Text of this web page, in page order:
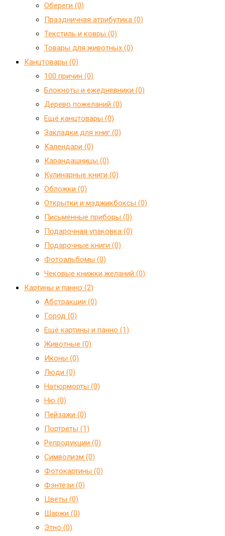
Обереги (0)
Праздничная атрибутика (0)
Текстиль и ковры (0)
Товары для животных (0)
Канцтовары (0)
100 причин (0)
Блокноты и ежедневники (0)
Дерево пожеланий (0)
Ещё канцтовары (0)
Закладки для книг (0)
Календари (0)
Карандашницы (0)
Кулинарные книги (0)
Обложки (0)
Открытки и мэджикбоксы (0)
Письменные приборы (0)
Подарочная упаковка (0)
Подарочные книги (0)
Фотоальбомы (0)
Чековые книжки желаний (0)
Картины и панно (2)
Абстракции (0)
Город (0)
Ещё картины и панно (1)
Животные (0)
Иконы (0)
Люди (0)
Натюрморты (0)
Ню (0)
Пейзажи (0)
Портреты (1)
Репродукции (0)
Символизм (0)
Фотокартины (0)
Фэнтези (0)
Цветы (0)
Шаржи (0)
Этно (0)